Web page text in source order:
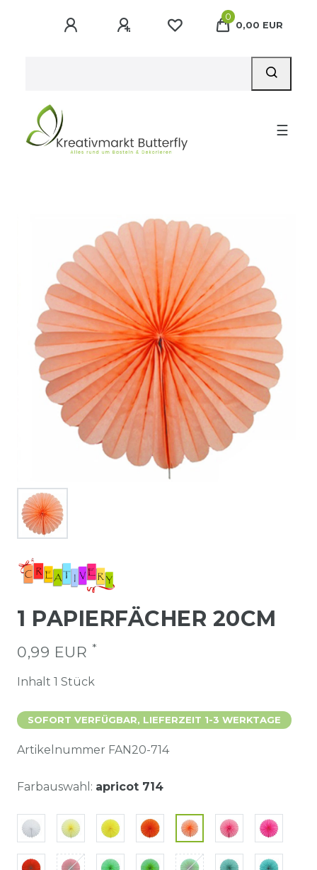
0
0,00 EUR
☰
1 PAPIERFÄCHER 20CM
0,99 EUR *
Inhalt 1 Stück
SOFORT VERFÜGBAR, LIEFERZEIT 1-3 WERKTAGE
Artikelnummer FAN20-714
Farbauswahl: apricot 714